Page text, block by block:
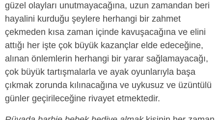
güzel olayları unutmayacağına, uzun zamandan beri
hayalini kurduğu şeylere herhangi bir zahmet
çekmeden kısa zaman içinde kavuşacağına ve elini
attığı her işte çok büyük kazançlar elde edeceğine,
alınan önlemlerin herhangi bir yarar sağlamayacağı,
çok büyük tartışmalarla ve ayak oyunlarıyla başa
çıkmak zorunda kılınacağına ve uykusuz ve üzüntülü
günler geçirileceğine rivayet etmektedir.